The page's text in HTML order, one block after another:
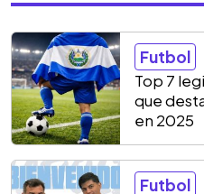
Futbol
Top 7
que
en 2025
Futbol